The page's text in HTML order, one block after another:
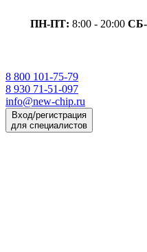
ПН-ПТ: 8:00 - 20:00
8 800 101-75-79
8 930 71-51-097
info@new-chip.ru
Вход/регистрация
для специалистов